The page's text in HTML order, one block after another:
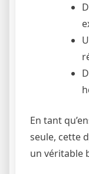
En tant
seule, cette
un véritable